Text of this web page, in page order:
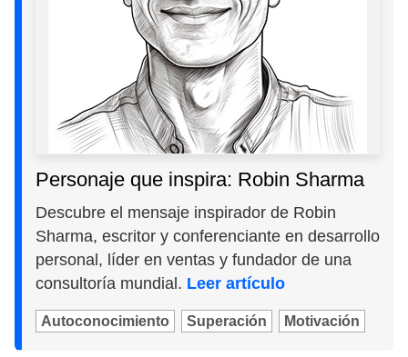
Personaje que inspira: Robin Sharma
Descubre el mensaje inspirador de Robin
Sharma, escritor y conferenciante en desarrollo
personal, líder en ventas y fundador de una
consultoría mundial. Leer artículo
Autoconocimiento Superación Motivación